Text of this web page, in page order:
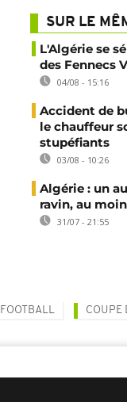
SUR LE
L'Algérie se
des Fennecs
04/08 - 15:16
Accident de
le chauffeur
stupéfiants
03/08 - 10:26
Algérie : un
ravin, au
31/07 - 21:55
FOOTBALL COUPE